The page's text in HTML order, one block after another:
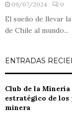
09/07/2024 0
El sueño de llevar
de Chile al mundo...
ENTRADAS
Club de la
estratégico de
minera